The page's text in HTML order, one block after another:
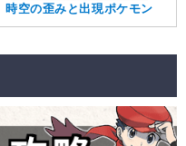
時空の歪みと出現ポケモン